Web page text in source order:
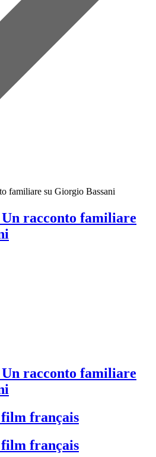
familiare su Giorgio Bassani
racconto familiare
racconto familiare
film français
film français